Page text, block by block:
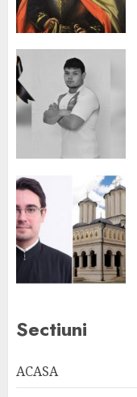
Sectiuni
ACASA